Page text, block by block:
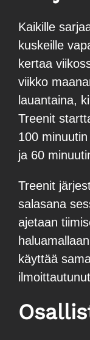
Kaikille
kuskeille
kertaa
viikko
lauantaina,
Treenit
100
ja 60
Treenit
salasana
ajetaan
käyttää